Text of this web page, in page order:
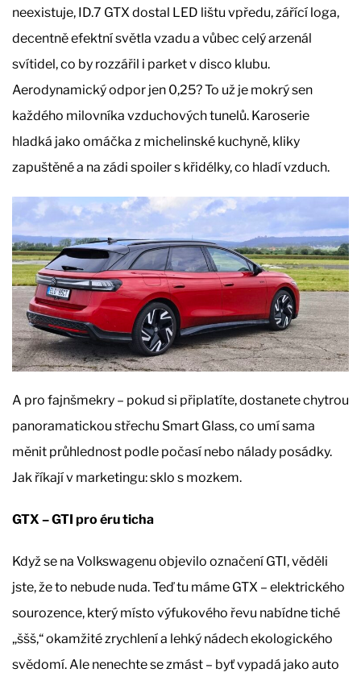
neexistuje, ID.7 GTX dostal LED lištu vpředu, zářící loga,
decentně efektní světla vzadu a vůbec celý arzenál
svítidel, co by rozzářil i parket v disco klubu.
Aerodynamický odpor jen 0,25? To už je mokrý sen
každého milovníka vzduchových tunelů. Karoserie
hladká jako omáčka z michelinské kuchyně, kliky
zapuštěné a na zádi spoiler s křidélky, co hladí vzduch.
A pro fajnšmekry – pokud si připlatíte, dostanete chytrou
panoramatickou střechu Smart Glass, co umí sama
měnit průhlednost podle počasí nebo nálady posádky.
Jak říkají v marketingu: sklo s mozkem.
GTX – GTI pro éru ticha
Když se na Volkswagenu objevilo označení GTI, věděli
jste, že to nebude nuda. Teď tu máme GTX – elektrického
sourozence, který místo výfukového řevu nabídne tiché
„ššš,“ okamžité zrychlení a lehký nádech ekologického
svědomí. Ale nenechte se zmást – byť vypadá jako auto